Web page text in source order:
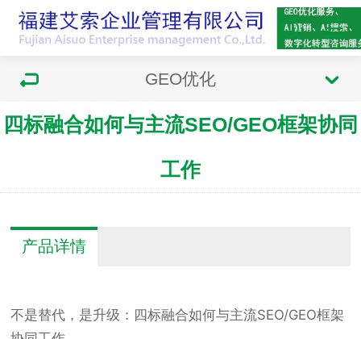
GEO优化
四标融合如何与主流SEO/GEO框架协同
工作
产品详情
不是替代，是升级：四标融合如何与主流SEO/GEO框架